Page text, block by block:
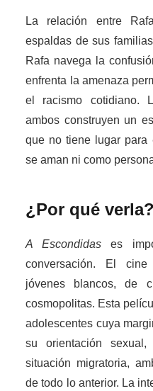
La relación entre
espaldas de sus
Rafa navega la
enfrenta la amenaza
el racismo cotidiano.
ambos construyen un
que no tiene lugar para
se aman ni como
¿Por qué verla?
A Escondidas es
conversación. El
jóvenes blancos, de
cosmopolitas. Esta
adolescentes cuya
su orientación
situación migratoria,
de todo lo anterior. La